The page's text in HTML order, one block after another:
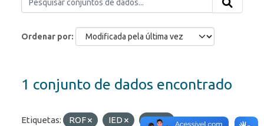
Ordenar por
1 conjunto de dados encontrado
Etiquetas: ROF IED RDE
Formatos: